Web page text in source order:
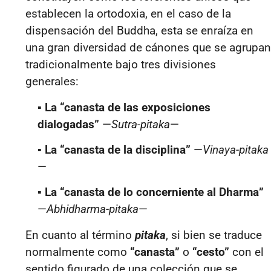
establecen la ortodoxia, en el caso de la
dispensación del Buddha, esta se enraíza en
una gran diversidad de cánones que se agrupan
tradicionalmente bajo tres divisiones
generales:
▪ La “canasta de las exposiciones
dialogadas” —Sutra-pitaka—
▪ La “canasta de la disciplina” —Vinaya-pitaka
—
▪ La “canasta de lo concerniente al Dharma”
—Abhidharma-pitaka—
En cuanto al término pitaka, si bien se traduce
normalmente como “canasta” o “cesto” con el